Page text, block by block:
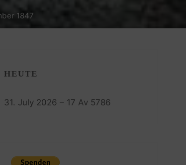
1847
HEUTE
31. July 2026 – 17 Av 5786